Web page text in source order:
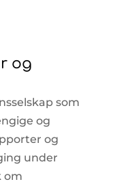
og
som
og
og
under
om